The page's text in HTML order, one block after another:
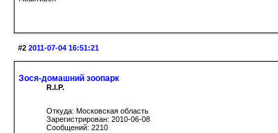
#2 2011-07-04 16:51:21
Зося-домашний зоопарк
R.I.P.
Откуда: Московская область
Зарегистрирован: 2010-06-08
Сообщений: 2210